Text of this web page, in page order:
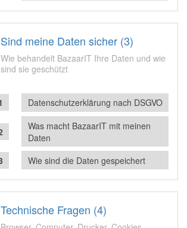
Sind meine Daten sicher (3)
Wie behandelt BazaarIT Ihre Daten und wie
sind sie geschützt
Datenschutzerklärung nach DSGVO
Was macht BazaarIT mit meinen
Daten
Wie sind die Daten gespeichert
Technische Fragen (4)